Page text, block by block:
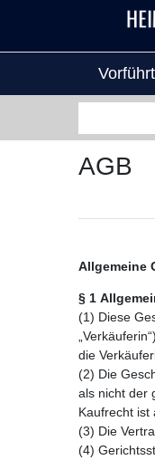
AGB
Allgemeine
§ 1
(1) Diese
die
(2) Die
als nicht der
Kaufrecht ist
(3) Die
(4)